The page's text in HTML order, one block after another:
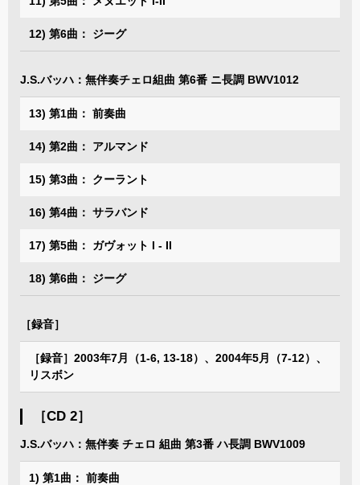
12) 第6曲： ジーグ
J.S.バッハ：無伴奏チェロ組曲 第6番 ニ長調 BWV1012
13) 第1曲： 前奏曲
14) 第2曲： アルマンド
15) 第3曲： クーラント
16) 第4曲： サラバンド
17) 第5曲： ガヴォット I - II
18) 第6曲： ジーグ
［録音］
［録音］2003年7月（1-6, 13-18）、2004年5月（7-12）、
リスボン
［CD 2］
J.S.バッハ：無伴奏 チェロ 組曲 第3番 ハ長調 BWV1009
1) 第1曲： 前奏曲